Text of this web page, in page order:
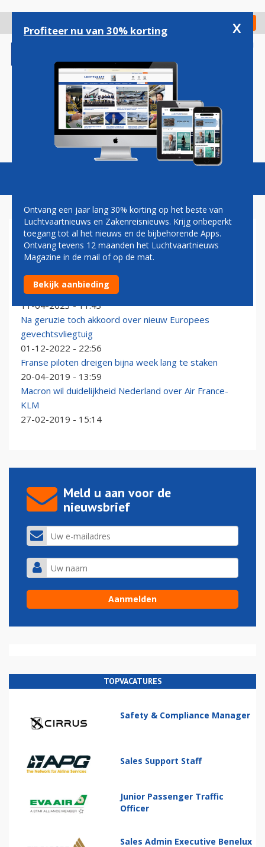
gaan
Check in
Magazine Podcasts Vacatures
EMMANUEL MACRON
Franse president Macron in A330 begeleid door F-16's
aangekomen op Schiphol
11-04-2023 - 11:43
Na geruzie toch akkoord over nieuw Europees
gevechtsvliegtuig
01-12-2022 - 22:56
Franse piloten dreigen bijna week lang te staken
20-04-2019 - 13:59
Macron wil duidelijkheid Nederland over Air France-
KLM
27-02-2019 - 15:14
Meld u aan voor de
nieuwsbrief
TOPVACATURES
Safety & Compliance Manager
Sales Support Staff
Junior Passenger Traffic
Officer
Sales Admin Executive Benelux
Profiteer nu van 30% korting x
Ontvang een jaar lang 30% korting op het beste van
Luchtvaartnieuws en Zakenreisnieuws. Krijg onbeperkt
toegang tot al het nieuws en de bijbehorende Apps.
Ontvang tevens 12 maanden het Luchtvaartnieuws
Magazine in de mail of op de mat.
Bekijk aanbieding